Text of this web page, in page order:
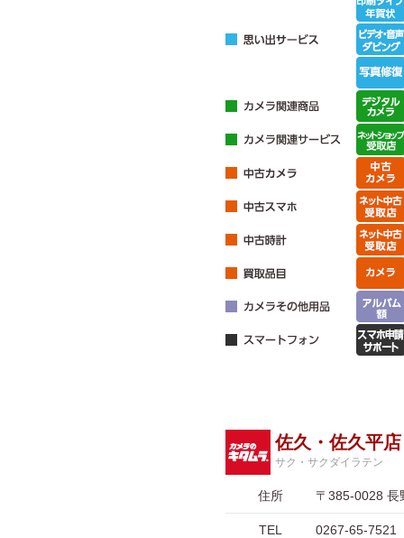
佐久・佐久平店
サク・サクダイラテン
住所 〒385-0028 長
TEL 0267-65-7521